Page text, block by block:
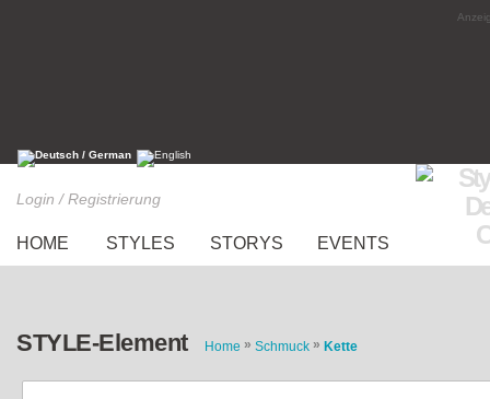
Login / Registrierung
HOME STYLES STORYS EVENTS
STYLE-Element Home » Schmuck » Kette